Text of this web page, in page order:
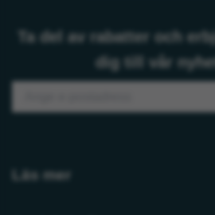
Ta del av rabatter och
dig till vår
Läs mer